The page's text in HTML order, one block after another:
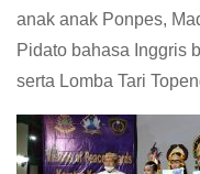
anak anak Ponpes,
Pidato bahasa Inggris
serta Lomba Tari